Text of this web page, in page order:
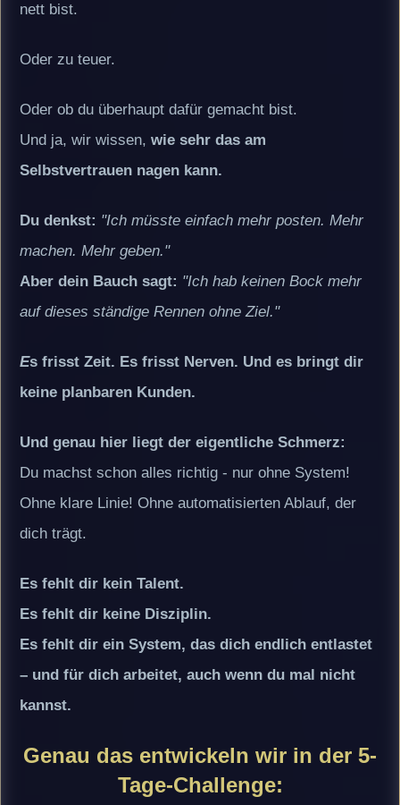
nett bist.
Oder zu teuer.
Oder ob du überhaupt dafür gemacht bist.
Und ja, wir wissen, wie sehr das am
Selbstvertrauen nagen kann.
Du denkst: "Ich müsste einfach mehr posten. Mehr
machen. Mehr geben."
Aber dein Bauch sagt: "Ich hab keinen Bock mehr
auf dieses ständige Rennen ohne Ziel."
Es frisst Zeit. Es frisst Nerven. Und es bringt dir
keine planbaren Kunden.
Und genau hier liegt der eigentliche Schmerz:
Du machst schon alles richtig - nur ohne System!
Ohne klare Linie! Ohne automatisierten Ablauf, der
dich trägt.
Es fehlt dir kein Talent.
Es fehlt dir keine Disziplin.
Es fehlt dir ein System, das dich endlich entlastet
– und für dich arbeitet, auch wenn du mal nicht
kannst.
Genau das entwickeln wir in der 5-
Tage-Challenge: